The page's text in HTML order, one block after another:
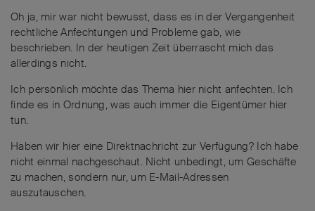
Oh ja, mir war nicht bewusst, dass es in der Vergangenheit
rechtliche Anfechtungen und Probleme gab, wie
beschrieben. In der heutigen Zeit überrascht mich das
allerdings nicht.
Ich persönlich möchte das Thema hier nicht anfechten. Ich
finde es in Ordnung, was auch immer die Eigentümer hier
tun.
Haben wir hier eine Direktnachricht zur Verfügung? Ich habe
nicht einmal nachgeschaut. Nicht unbedingt, um Geschäfte
zu machen, sondern nur, um E-Mail-Adressen
auszutauschen.